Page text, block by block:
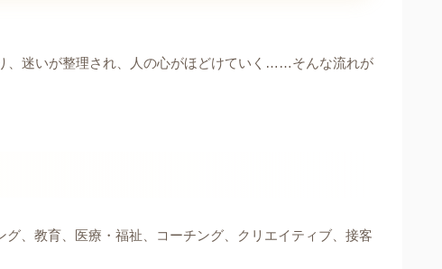
、迷いが整理され、人の心がほどけていく……そんな流れが
、教育、医療・福祉、コーチング、クリエイティブ、接客